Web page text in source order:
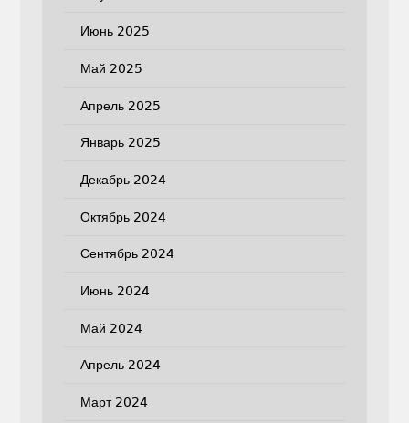
Июнь 2025
Май 2025
Апрель 2025
Январь 2025
Декабрь 2024
Октябрь 2024
Сентябрь 2024
Июнь 2024
Май 2024
Апрель 2024
Март 2024